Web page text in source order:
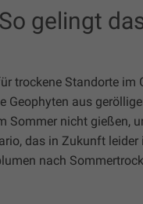
gelingt
trockene Standorte im
Geophyten aus
Sommer nicht gießen,
das in Zukunft
nach